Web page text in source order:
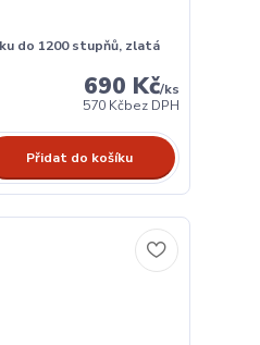
do 1200 stupňů, zlatá
690 Kč/ks
570 Kčbez DPH
Přidat do košíku